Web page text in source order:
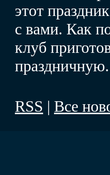
этот
с вами. Как
клуб
RSS | Все